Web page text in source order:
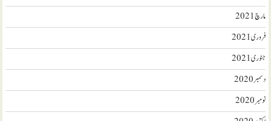
مارچ 2021
فروری 2021
جنوری 2021
دسمبر 2020
نومبر 2020